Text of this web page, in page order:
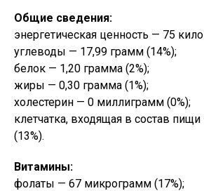
Общие сведения:
энергетическая ценность — 75
углеводы — 17,99 грамм (14%);
белок — 1,20 грамма (2%);
жиры — 0,30 грамма (1%);
холестерин — 0 миллиграмм (0%);
клетчатка, входящая в состав
(13%).
Витамины:
фолаты — 67 микрограмм (17%);